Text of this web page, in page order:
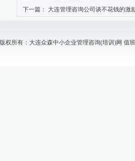
下一篇：
大连管理咨询公司谈不花钱的激
版权所有：大连众森中小企业管理咨询(培训)网 值